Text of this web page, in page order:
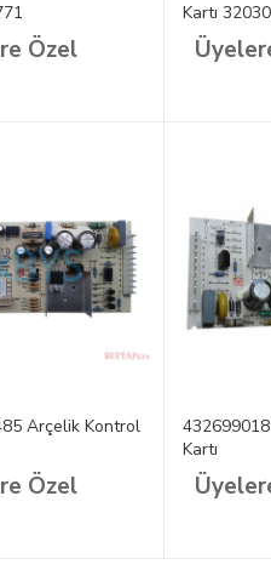
Özel
Kartı
Cihazdan
Arçelik Kontrol
Özel
Kartı